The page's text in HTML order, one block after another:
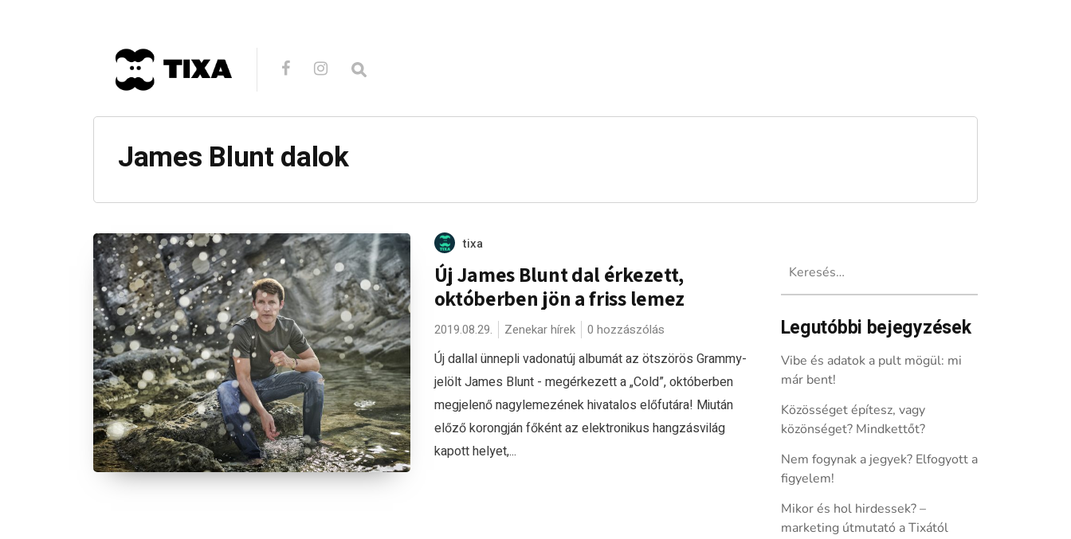
James Blunt dalok
tixa
Új James Blunt dal érkezett,
októberben jön a friss lemez
2019.08.29. Zenekar hírek 0 hozzászólás
Új dallal ünnepli vadonatúj albumát az ötszörös Grammy-
jelölt James Blunt - megérkezett a „Cold”, októberben
megjelenő nagylemezének hivatalos előfutára! Miután
előző korongján főként az elektronikus hangzásvilág
kapott helyet,...
Legutóbbi bejegyzések
Vibe és adatok a pult mögül: mi
már bent!
Közösséget építesz, vagy
közönséget? Mindkettőt?
Nem fogynak a jegyek? Elfogyott a
figyelem!
Mikor és hol hirdessek? –
marketing útmutató a Tixától